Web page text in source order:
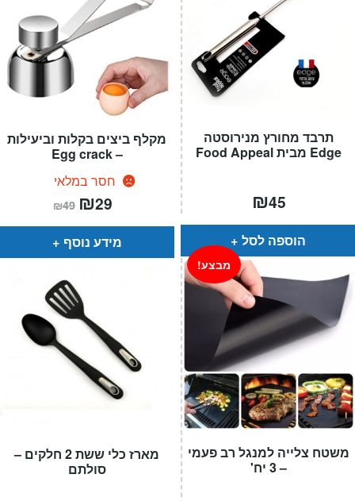
מקלף ביצים בקלות וביעילות
– Egg crack
חסר במלאי
₪49 המחיר
המקורי
היה:
₪49.
₪29
הוא:
מידע נוסף
תרבד מחורץ מנירוסטה
Edge מבית Food Appeal
₪45
הוספה לסל
מארז כלי ששת 2 חלקים –
סולתם
משטח צלייה למנגל רב פעמי
– 3 יח'
מבצע!